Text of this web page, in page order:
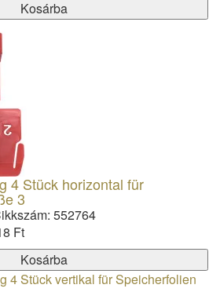
Kosárba
4 Stück horizontal für
3
552764
Ft
Kosárba